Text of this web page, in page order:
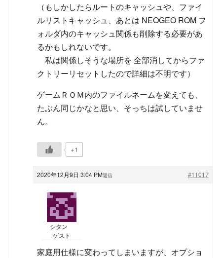
（もしかしたらルートのキャッシュや、ファイ
ルリストキャッシュ、あとは NEOGEO ROM フ
ォルダ内のキャッシュ関係も削除する必要があ
るかもしれないです。
私は関係しそうな場所を 全部消してからファ
クトリーリセットしたので詳細は不明です）
ゲームＲＯＭ内のファイルネームを変えても、
たぶん同じかなと思い、そっちは試していませ
ん。
+1
2020年12月9日 3:04 PM #11017
返信
シタン
ゲスト
家庭用仕様に変わってしまいますが、オプショ